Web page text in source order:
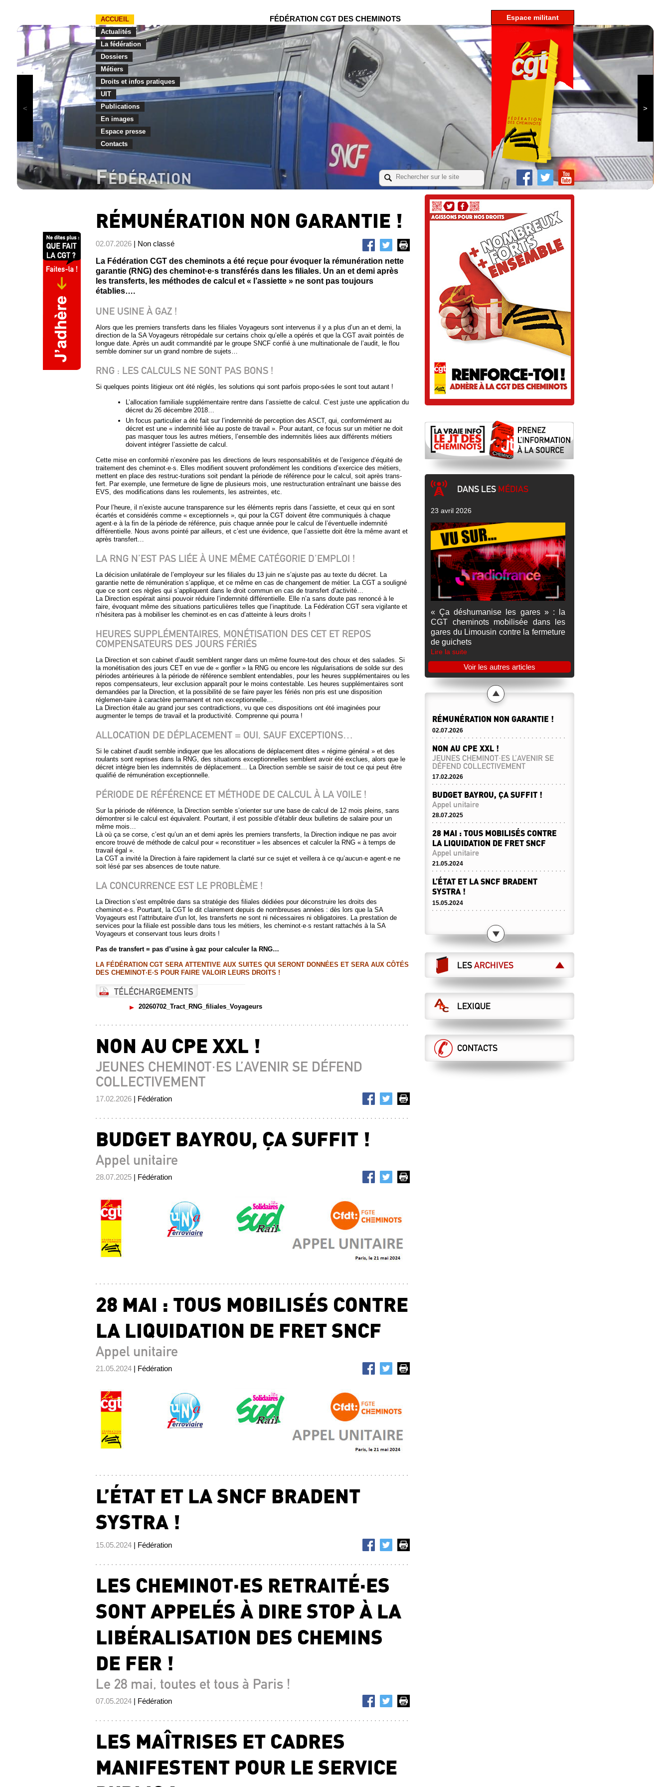
FÉDÉRATION CGT DES CHEMINOTS
ACCUEIL
Actualités
La fédération
Dossiers
Métiers
Droits et infos pratiques
UIT
Publications
En images
Espace presse
Contacts
espace militant
FÉDÉRATION
RÉMUNÉRATION NON GARANTIE !
02.07.2026 | Non classé
La Fédération CGT des cheminots a été reçue pour évoquer la rémunération nette
garantie (RNG) des cheminot·e·s transférés dans les filiales. Un an et demi après
les transferts, les méthodes de calcul et « l’assiette » ne sont pas toujours
établies….
UNE USINE À GAZ !
Alors que les premiers transferts dans les filiales Voyageurs sont intervenus il y a plus d’un an et demi, la
direction de la SA Voyageurs rétropédale sur certains choix qu’elle a opérés et que la CGT avait pointés de
longue date. Après un audit commandité par le groupe SNCF confié à une multinationale de l’audit, le flou
semble dominer sur un grand nombre de sujets…
RNG : LES CALCULS NE SONT PAS BONS !
Si quelques points litigieux ont été réglés, les solutions qui sont parfois propo-sées le sont tout autant !
L’allocation familiale supplémentaire rentre dans l’assiette de calcul. C’est juste une application du
décret du 26 décembre 2018…
Un focus particulier a été fait sur l’indemnité de perception des ASCT, qui, conformément au
décret est une « indemnité liée au poste de travail ». Pour autant, ce focus sur un métier ne doit
pas masquer tous les autres métiers, l’ensemble des indemnités liées aux différents métiers
doivent intégrer l’assiette de calcul.
Cette mise en conformité n’exonère pas les directions de leurs responsabilités et de l’exigence d’équité de
traitement des cheminot·e·s. Elles modifient souvent profondément les conditions d’exercice des métiers,
mettent en place des restruc-turations soit pendant la période de référence pour le calcul, soit après trans-
fert. Par exemple, une fermeture de ligne de plusieurs mois, une restructuration entraînant une baisse des
EVS, des modifications dans les roulements, les astreintes, etc.
Pour l’heure, il n’existe aucune transparence sur les éléments repris dans l’assiette, et ceux qui en sont
écartés et considérés comme « exceptionnels », qui pour la CGT doivent être communiqués à chaque
agent·e à la fin de la période de référence, puis chaque année pour le calcul de l’éventuelle indemnité
différentielle. Nous avons pointé par ailleurs, et c’est une évidence, que l’assiette doit être la même avant et
après transfert…
LA RNG N’EST PAS LIÉE À UNE MÊME CATÉGORIE D’EMPLOI !
La décision unilatérale de l’employeur sur les filiales du 13 juin ne s’ajuste pas au texte du décret. La
garantie nette de rémunération s’applique, et ce même en cas de changement de métier. La CGT a souligné
que ce sont ces règles qui s’appliquent dans le droit commun en cas de transfert d’activité…
La Direction espérait ainsi pouvoir réduire l’indemnité différentielle. Elle n’a sans doute pas renoncé à le
faire, évoquant même des situations particulières telles que l’inaptitude. La Fédération CGT sera vigilante et
n’hésitera pas à mobiliser les cheminot·es en cas d’atteinte à leurs droits !
HEURES SUPPLÉMENTAIRES, MONÉTISATION DES CET ET REPOS
COMPENSATEURS DES JOURS FÉRIÉS
La Direction et son cabinet d’audit semblent ranger dans un même fourre-tout des choux et des salades. Si
la monétisation des jours CET en vue de « gonfler » la RNG ou encore les régularisations de solde sur des
périodes antérieures à la période de référence semblent entendables, pour les heures supplémentaires ou les
repos compensateurs, leur exclusion apparaît pour le moins contestable. Les heures supplémentaires sont
demandées par la Direction, et la possibilité de se faire payer les fériés non pris est une disposition
réglemen-taire à caractère permanent et non exceptionnelle…
La Direction étale au grand jour ses contradictions, vu que ces dispositions ont été imaginées pour
augmenter le temps de travail et la productivité. Comprenne qui pourra !
ALLOCATION DE DÉPLACEMENT = OUI, SAUF EXCEPTIONS…
Si le cabinet d’audit semble indiquer que les allocations de déplacement dites « régime général » et des
roulants sont reprises dans la RNG, des situations exceptionnelles semblent avoir été exclues, alors que le
décret intègre bien les indemnités de déplacement… La Direction semble se saisir de tout ce qui peut être
qualifié de rémunération exceptionnelle.
PÉRIODE DE RÉFÉRENCE ET MÉTHODE DE CALCUL À LA VOILE !
Sur la période de référence, la Direction semble s’orienter sur une base de calcul de 12 mois pleins, sans
démontrer si le calcul est équivalent. Pourtant, il est possible d’établir deux bulletins de salaire pour un
même mois…
Là où ça se corse, c’est qu’un an et demi après les premiers transferts, la Direction indique ne pas avoir
encore trouvé de méthode de calcul pour « reconstituer » les absences et calculer la RNG « à temps de
travail égal ».
La CGT a invité la Direction à faire rapidement la clarté sur ce sujet et veillera à ce qu’aucun·e agent·e ne
soit lésé par ses absences de toute nature.
LA CONCURRENCE EST LE PROBLÈME !
La Direction s’est empêtrée dans sa stratégie des filiales dédiées pour déconstruire les droits des
cheminot·e·s. Pourtant, la CGT le dit clairement depuis de nombreuses années : dès lors que la SA
Voyageurs est l’attributaire d’un lot, les transferts ne sont ni nécessaires ni obligatoires. La prestation de
services pour la filiale est possible dans tous les métiers, les cheminot·e·s restant rattachés à la SA
Voyageurs et conservant tous leurs droits !
Pas de transfert = pas d’usine à gaz pour calculer la RNG…
LA FÉDÉRATION CGT SERA ATTENTIVE AUX SUITES QUI SERONT DONNÉES ET SERA AUX CÔTÉS
DES CHEMINOT·E·S POUR FAIRE VALOIR LEURS DROITS !
20260702_Tract_RNG_filiales_Voyageurs
NON AU CPE XXL !
JEUNES CHEMINOT·ES L’AVENIR SE DÉFEND
COLLECTIVEMENT
17.02.2026 | Fédération
BUDGET BAYROU, ÇA SUFFIT !
Appel unitaire
28.07.2025 | Fédération
28 MAI : TOUS MOBILISÉS CONTRE
LA LIQUIDATION DE FRET SNCF
Appel unitaire
21.05.2024 | Fédération
L’ÉTAT ET LA SNCF BRADENT
SYSTRA !
15.05.2024 | Fédération
LES CHEMINOT·ES RETRAITÉ·ES
SONT APPELÉS À DIRE STOP À LA
LIBÉRALISATION DES CHEMINS
DE FER !
Le 28 mai, toutes et tous à Paris !
07.05.2024 | Fédération
LES MAÎTRISES ET CADRES
MANIFESTENT POUR LE SERVICE
DANS LES MÉDIAS
23 avril 2026
« Ça déshumanise les gares » : la
CGT cheminots mobilisée dans les
gares du Limousin contre la fermeture
de guichets
Lire la suite
Voir les autres articles
RÉMUNÉRATION NON GARANTIE !
02.07.2026
NON AU CPE XXL !
JEUNES CHEMINOT·ES L’AVENIR SE
DÉFEND COLLECTIVEMENT
17.02.2026
BUDGET BAYROU, ÇA SUFFIT !
Appel unitaire
28.07.2025
28 MAI : TOUS MOBILISÉS CONTRE
LA LIQUIDATION DE FRET SNCF
Appel unitaire
21.05.2024
L’ÉTAT ET LA SNCF BRADENT
SYSTRA !
15.05.2024
SONT APPELÉS À DIRE STOP À LA
LIBÉRALISATION DES CHEMINS DE
FER !
Le 28 mai, toutes et tous à Paris !
07.05.2024
LES MAÎTRISES ET CADRES
MANIFESTENT POUR LE SERVICE
PUBLIC !
28 mai : manifestation nationale à Paris
07.05.2024
RÉTABLIR LA VÉRITÉ… SANS
RÉÉCRIRE L’HISTOIRE !
Cessation progressive d'activité
LESARCHIVES
LEXIQUE
CONTACTS